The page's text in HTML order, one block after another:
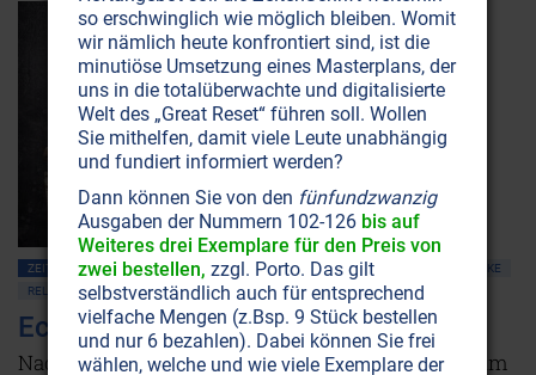
ZEITENSCHRIFT NR. 34, S.54 MENSCHHEITSGESCHICHTE ALLGEMEIN
ANTIKE
RELIGIONEN
Echnaton: Ketzer oder Visionär?
Nachfolgende Generationen unternahmen alles, um
so erschwinglich wie möglich bleiben. Womit
wir nämlich heute konfrontiert sind, ist die
minutiöse Umsetzung eines Masterplans, der
uns in die totalüberwachte und digitalisierte
Welt des „Great Reset“ führen soll. Wollen
Sie mithelfen, damit viele Leute unabhängig
und fundiert informiert werden?
Dann können Sie von den fünfundzwanzig
Ausgaben der Nummern 102-126 bis auf
Weiteres drei Exemplare für den Preis von
zwei bestellen, zzgl. Porto. Das gilt
selbstverständlich auch für entsprechend
vielfache Mengen (z.Bsp. 9 Stück bestellen
und nur 6 bezahlen). Dabei können Sie frei
wählen, welche und wie viele Exemplare der